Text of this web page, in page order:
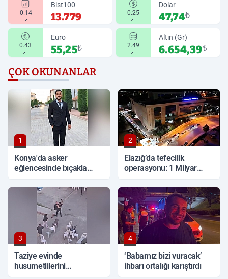
-0.14
Bist100
13.779 0.25
Dolar
47,74₺
0.43
Euro
55,25₺ 2.49
Altın (Gr)
6.654,39₺
ÇOK OKUNANLAR
1
Konya'da asker
eğlencesinde bıçakla
2
Elazığ’da tefecilik
operasyonu: 1 Milyar
3
Taziye evinde
husumetlilerini
4
‘Babamız bizi vuracak’
ihbarı ortalığı karıştırdı